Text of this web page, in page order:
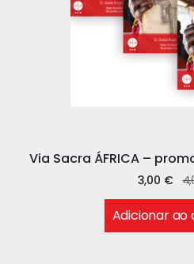
Via Sacra ÁFRICA –
3,00 €
Adicionar ao